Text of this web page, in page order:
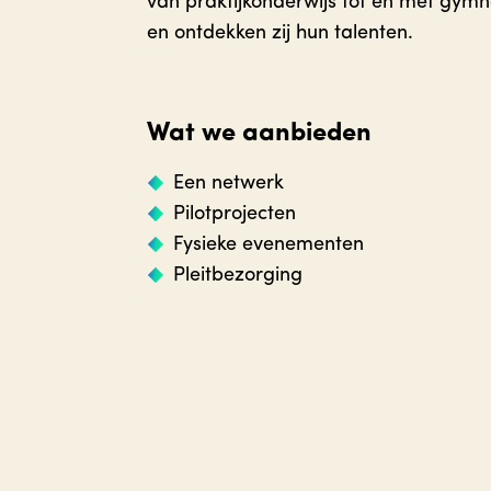
en ontdekken zij hun talenten.
Wat we aanbieden
Een netwerk
Pilotprojecten
Fysieke evenementen
Pleitbezorging